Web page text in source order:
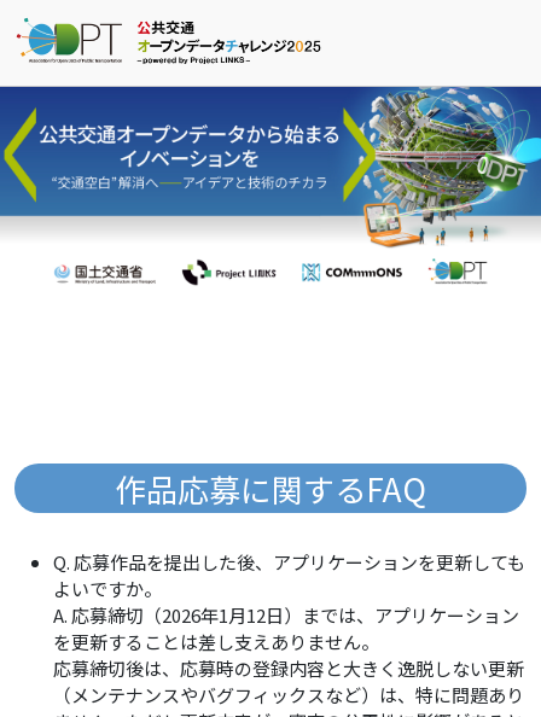
作品応募に関するFAQ
Q. 応募作品を提出した後、アプリケーションを更新しても
よいですか。
A. 応募締切（2026年1月12日）までは、アプリケーション
を更新することは差し支えありません。
応募締切後は、応募時の登録内容と大きく逸脱しない更新
（メンテナンスやバグフィックスなど）は、特に問題あり